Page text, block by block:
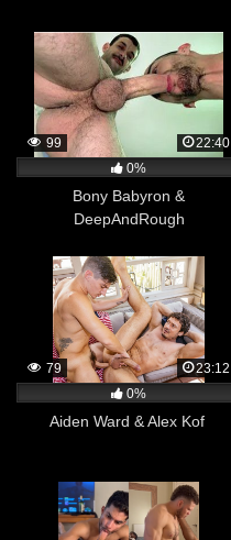
99
22:40
0%
Bony Babyron &
DeepAndRough
79
23:12
0%
Aiden Ward & Alex Kof